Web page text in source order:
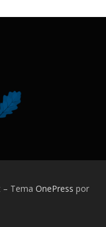
– Tema OnePress por